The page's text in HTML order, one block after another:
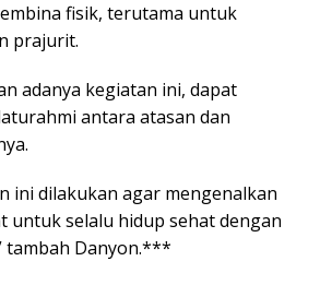
fisik, terutama untuk
prajurit.
adanya kegiatan ini, dapat
antara atasan dan
ini dilakukan agar mengenalkan
untuk selalu hidup sehat dengan
tambah Danyon.***